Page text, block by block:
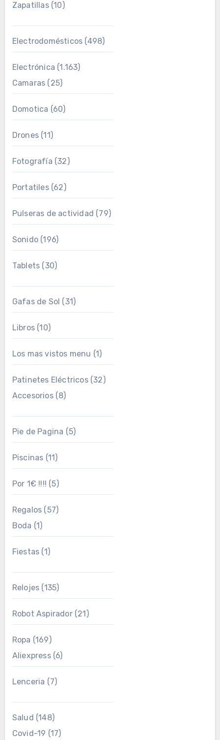
Zapatillas(10)
Electrodomésticos (498)
Electrónica (1.163)
Camaras (25)
Domotica (60)
Drones(11)
Fotografía (32)
Portatiles(62)
Pulseras de actividad (79)
Sonido(196)
Tablets (30)
Gafas de Sol (31)
Libros(10)
Los mas vistos menu (1)
Patinetes Eléctricos(32)
Accesorios(8)
Pie de Pagina (5)
Piscinas (11)
Por 1€ !!!! (5)
Regalos (57)
Boda (1)
Fiestas (1)
Relojes (135)
Robot Aspirador(21)
Ropa (169)
Aliexpress(6)
Lenceria (7)
Salud (148)
Covid-19 (17)